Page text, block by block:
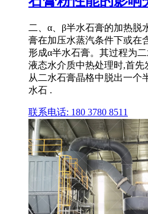
二、α、β半水石膏的加热脱
膏在加压水蒸汽条件下或在
形成α半水石膏。其过程为
液态水介质中热处理时,首
从二水石膏晶格中脱出一个
水石 .
联系电话: 180 3780 8511